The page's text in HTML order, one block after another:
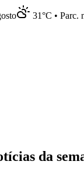
31°C • Parc.
da